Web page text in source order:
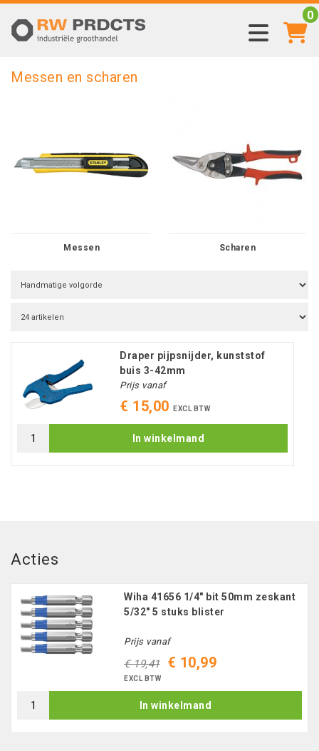
0
Messen en scharen
Messen Scharen
Draper pijpsnijder, kunststof
buis 3-42mm
Prijs vanaf
€ 15,00 EXCL BTW
In winkelmand
Acties
Wiha 41656 1/4" bit 50mm zeskant
5/32" 5 stuks blister
Prijs vanaf
€ 19,41 € 10,99
EXCL BTW
In winkelmand